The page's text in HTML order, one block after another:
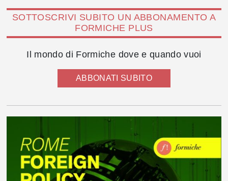
SOTTOSCRIVI SUBITO UN ABBONAMENTO A
FORMICHE PLUS
Il mondo di Formiche dove e quando vuoi
ABBONATI SUBITO